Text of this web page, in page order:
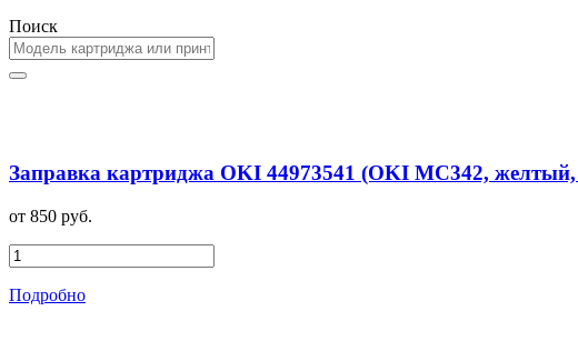
Поиск
Заправка картриджа OKI 44973541 (OKI MC342, желтый,
от 850 руб.
Подробно